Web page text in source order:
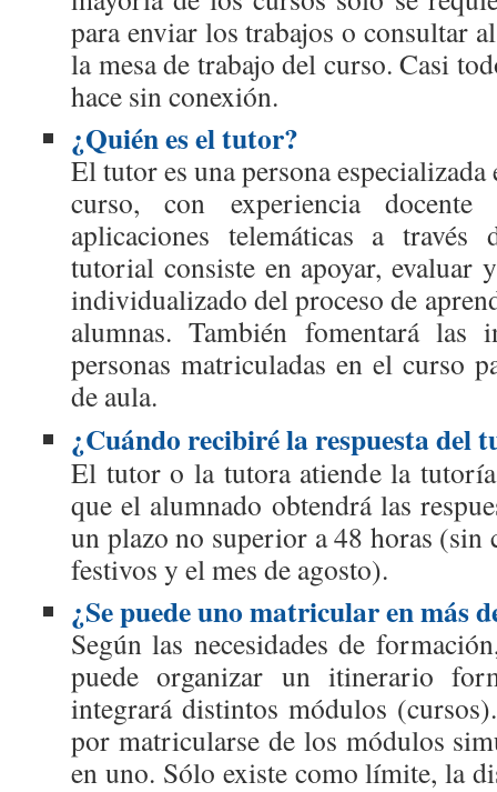
para enviar los trabajos o consultar
la mesa de trabajo del curso. Casi
hace sin conexión.
¿Quién es el tutor?
El tutor es una persona
curso, con experiencia
aplicaciones telemáticas a
tutorial consiste en apoyar, evaluar
individualizado del proceso de
alumnas. También fomentará las
personas matriculadas en el curso
de aula.
¿Cuándo recibiré la respuesta del
El tutor o la tutora atiende la
que el alumnado obtendrá las
un plazo no superior a 48 horas (sin
festivos y el mes de agosto).
¿Se puede uno matricular en más
Según las necesidades de
puede organizar un itinerario
integrará distintos módulos
por matricularse de los módulos
en uno. Sólo existe como límite, la